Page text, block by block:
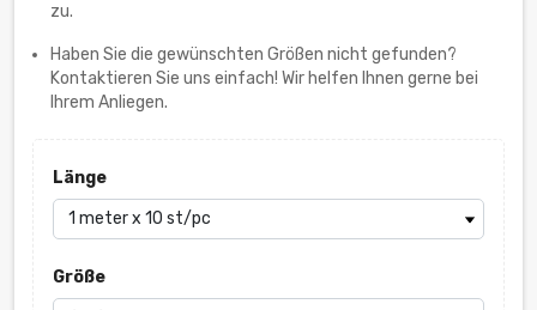
zu.
Haben Sie die gewünschten Größen nicht gefunden?
Kontaktieren Sie uns einfach! Wir helfen Ihnen gerne bei
Ihrem Anliegen.
Länge
Größe